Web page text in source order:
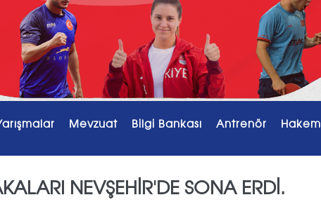
Mevzuat Bilgi Bankası Antrenör Hakem
NEVŞEHİR'DE SONA ERDİ.